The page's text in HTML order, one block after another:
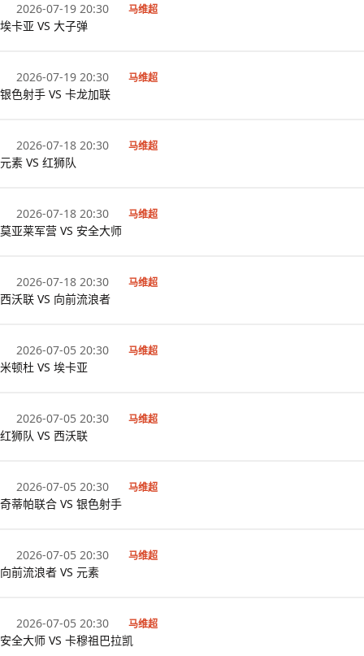
2026-07-19 20:30 马维超
埃卡亚 VS 大子弹
2026-07-19 20:30 马维超
银色射手 VS 卡龙加联
2026-07-18 20:30 马维超
元素 VS 红狮队
2026-07-18 20:30 马维超
莫亚莱军营 VS 安全大师
2026-07-18 20:30 马维超
西沃联 VS 向前流浪者
2026-07-05 20:30 马维超
米顿杜 VS 埃卡亚
2026-07-05 20:30 马维超
红狮队 VS 西沃联
2026-07-05 20:30 马维超
奇蒂帕联合 VS 银色射手
2026-07-05 20:30 马维超
向前流浪者 VS 元素
2026-07-05 20:30 马维超
安全大师 VS 卡穆祖巴拉凯